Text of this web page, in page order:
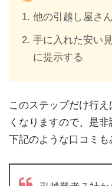
他の引越し屋さ
手に入れた安い
に提示する
このステップだけ行
くなりますので、是
下記のような口コミも